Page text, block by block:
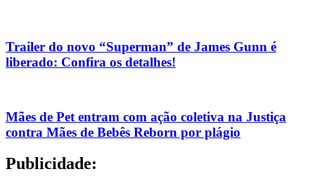
Trailer do novo “Superman” de James Gunn é
liberado: Confira os detalhes!
Mães de Pet entram com ação coletiva na Justiça
contra Mães de Bebês Reborn por plágio
Publicidade: